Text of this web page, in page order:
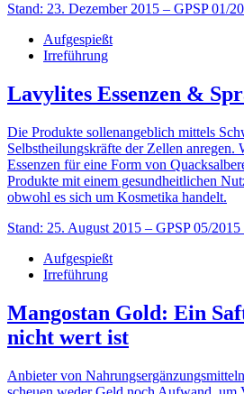
Stand: 23. Dezember 2015 – GPSP 01/
Aufgespießt
Irreführung
Lavylites Essenzen &
Die Produkte sollenangeblich mittels
Selbstheilungskräfte der Zellen anregen.
Essenzen für eine Form von
Produkte mit einem gesundheitlichen
obwohl es sich um Kosmetika handelt.
Stand: 25. August 2015 – GPSP 05/2015
Aufgespießt
Irreführung
Mangostan Gold: Ein
nicht wert ist
Anbieter von